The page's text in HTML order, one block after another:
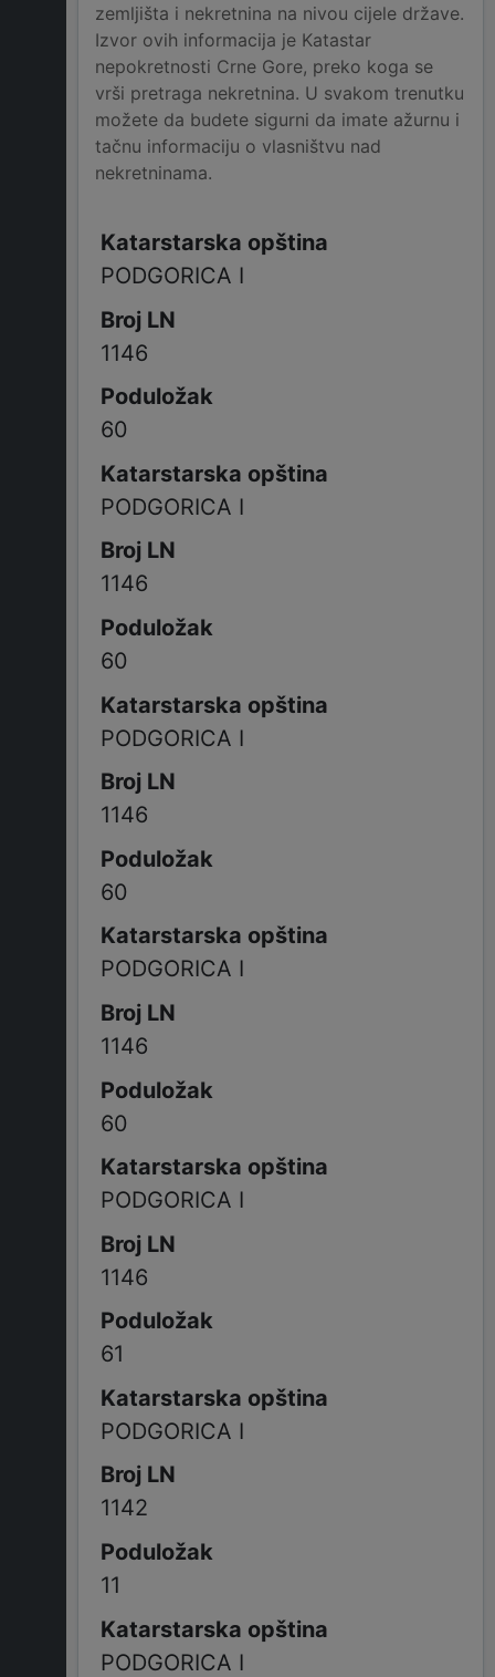
zemljišta i nekretnina na nivou cijele države.
Izvor ovih informacija je Katastar
nepokretnosti Crne Gore, preko koga se
vrši pretraga nekretnina. U svakom trenutku
možete da budete sigurni da imate ažurnu i
tačnu informaciju o vlasništvu nad
nekretninama.
PODGORICA I
1146
60
PODGORICA I
1146
60
PODGORICA I
1146
60
PODGORICA I
1146
60
PODGORICA I
1146
61
PODGORICA I
1142
11
PODGORICA I